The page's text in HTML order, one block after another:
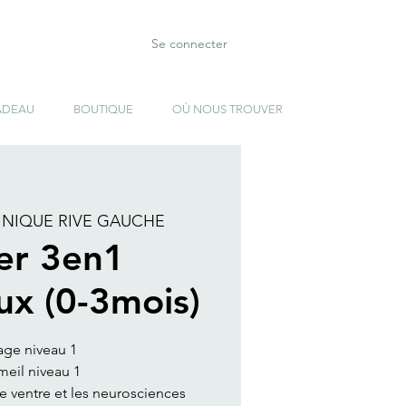
Se connecter
BOUTIQUE OÙ NOUS TROUVER
RIVE GAUCHE
3en1
(0-3mois)
niveau 1
niveau 1
ventre et les neurosciences